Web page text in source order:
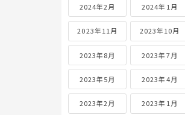
2024年2月 2024年1月
2023年11月 2023年10月
2023年8月 2023年7月
2023年5月 2023年4月
2023年2月 2023年1月